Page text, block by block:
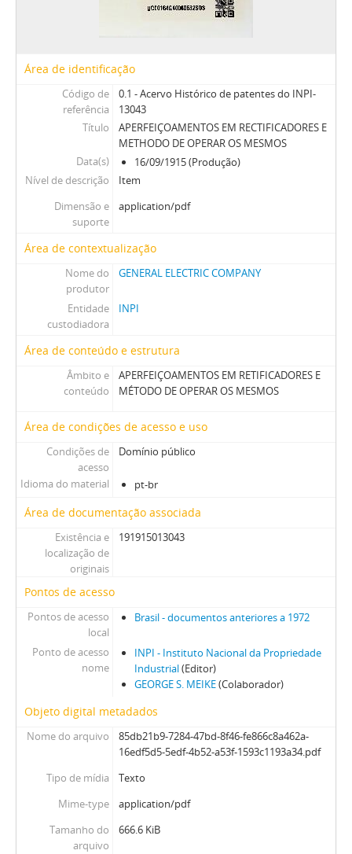
Área de identificação
Código de
referência
0.1 - Acervo Histórico de patentes do INPI-
13043
Título
APERFEIÇOAMENTOS EM RECTIFICADORES E
METHODO DE OPERAR OS MESMOS
Data(s)
16/09/1915 (Produção)
Nível de descrição
Item
Dimensão e
suporte
application/pdf
Área de contextualização
Nome do
produtor
GENERAL ELECTRIC COMPANY
Entidade
custodiadora
INPI
Área de conteúdo e estrutura
Âmbito e
conteúdo
APERFEIÇOAMENTOS EM RETIFICADORES E
MÉTODO DE OPERAR OS MESMOS
Área de condições de acesso e uso
Condições de
acesso
Domínio público
Idioma do material pt-br
Área de documentação associada
Existência e
localização de
originais
191915013043
Pontos de acesso
Pontos de acesso
local
Brasil - documentos anteriores a 1972
Ponto de acesso
nome
INPI - Instituto Nacional da Propriedade
Industrial(Editor)
GEORGE S. MEIKE(Colaborador)
Objeto digital metadados
Nome do arquivo
85db21b9-7284-47bd-8f46-fe866c8a462a-
16edf5d5-5edf-4b52-a53f-1593c1193a34.pdf
Tipo de mídia
Texto
Mime-type
application/pdf
Tamanho do
arquivo
666.6 KiB